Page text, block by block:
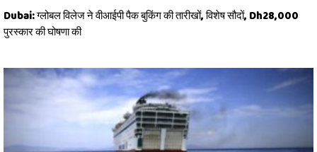
Dubai: ग्लोबल विलेज ने वीआईपी पैक बुकिंग की तारीखों, विशेष सौदों, Dh28,000
पुरस्कार की घोषणा की